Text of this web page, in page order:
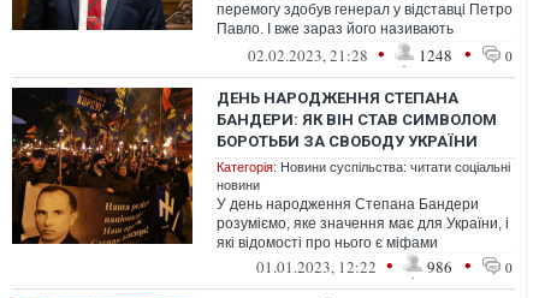
перемогу здобув генерал у відставці Петро
Павло. І вже зараз його називають
головним "крашем" Чехії, а українки...
02.02.2023, 21:28 • 1248 • 0
ДЕНЬ НАРОДЖЕННЯ СТЕПАНА
БАНДЕРИ: ЯК ВІН СТАВ СИМВОЛОМ
БОРОТЬБИ ЗА СВОБОДУ УКРАЇНИ
Категорія: Новини суспільства: читати соціальні
новини
У день народження Степана Бандери
розуміємо, яке значення має для України, і
які відомості про нього є міфами
01.01.2023, 12:22 • 986 • 0